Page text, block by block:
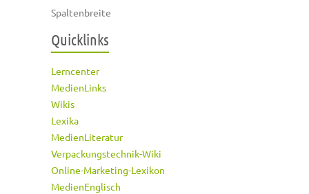
Spaltenbreite
Quicklinks
Lerncenter
MedienLinks
Wikis
Lexika
MedienLiteratur
Verpackungstechnik-Wiki
Online-Marketing-Lexikon
MedienEnglisch